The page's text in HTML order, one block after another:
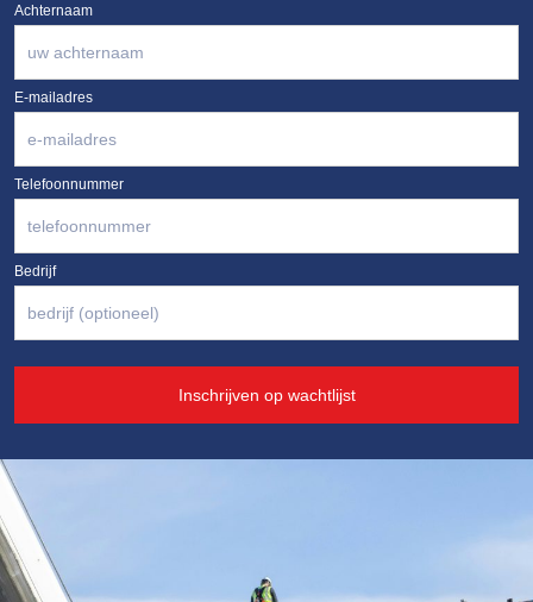
Achternaam
E-mailadres
Telefoonnummer
Bedrijf
Inschrijven op wachtlijst